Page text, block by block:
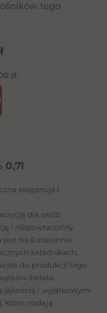
tego
zł
0,7l
elegancja i
dla osób
i niepowtarzalny
na 6 starannie
składnikach.
do produkcji tego
świata.
jakością i wyjątkowymi
które nadają